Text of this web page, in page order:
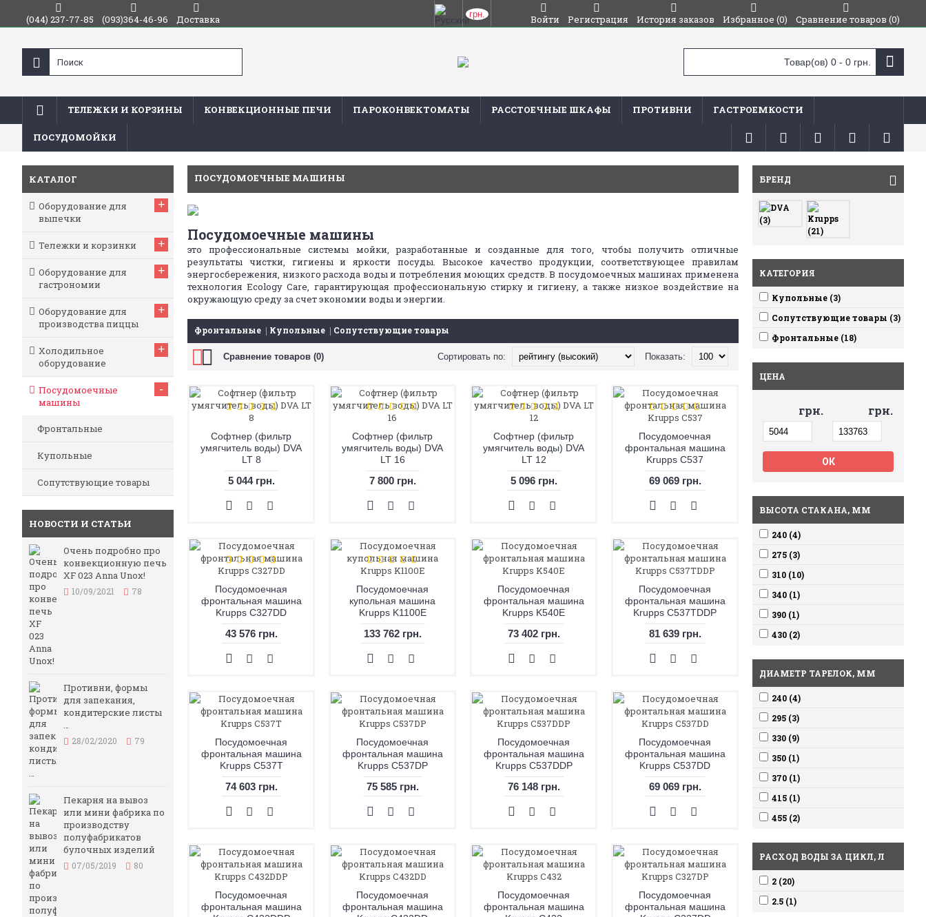
(044) 237-77-85 (093)364-46-96 Доставка грн. Войти Регистрация История заказов Избранное (0) Сравнение товаров (0)
Товар(ов) 0 - 0 грн.
ТЕЛЕЖКИ И КОРЗИНЫ КОНВЕКЦИОННЫЕ ПЕЧИ ПАРОКОНВЕКТОМАТЫ РАССТОЕЧНЫЕ ШКАФЫ ПРОТИВНИ ГАСТРОЕМКОСТИ
ПОСУДОМОЙКИ
Главная Посудомоечные машины
КАТАЛОГ
Оборудование для
выпечки
+
Тележки и корзинки +
Оборудование для
гастрономии
+
Оборудование для
производства пиццы
+
Холодильное
оборудование
+
Посудомоечные
машины
-
Фронтальные
Купольные
Сопутствующие товары
НОВОСТИ И СТАТЬИ
Очень подробно про
конвекционную печь
XF 023 Anna Unox!
10/09/2021 78
Противни, формы
для запекания,
кондитерские листы
…
28/02/2020 79
Пекарня на вывоз
или мини фабрика по
производству
полуфабрикатов
булочных изделий
07/05/2019 80
БРЕНД
КАТЕГОРИЯ
Купольные (3)
Сопутствующие товары (3)
Фронтальные (18)
ЦЕНА
грн. грн.
ВЫСОТА СТАКАНА, ММ
240 (4)
275 (3)
310 (10)
340 (1)
390 (1)
430 (2)
ДИАМЕТР ТАРЕЛОК, ММ
240 (4)
295 (3)
330 (9)
350 (1)
370 (1)
415 (1)
455 (2)
РАСХОД ВОДЫ ЗА ЦИКЛ, Л
2 (20)
2.5 (1)
ПОСУДОМОЕЧНЫЕ МАШИНЫ
Посудомоечные машины
это профессиональные системы мойки, разработанные и созданные для того, чтобы получить отличные
результаты чистки, гигиены и яркости посуды. Высокое качество продукции, соответствующее правилам
энергосбережения, низкого расхода воды и потребления моющих средств. В посудомоечных машинах применена
технология Ecology Care, гарантирующая профессиональную стирку и гигиену, а также низкое воздействие на
окружающую среду за счет экономии воды и энергии.
Фронтальные Купольные Сопутствующие товары
Сравнение товаров (0) Показать:
Сортировать по:
Софтнер (фильтр
умягчитель воды) DVA
LT 8
5 044 грн.
Софтнер (фильтр
умягчитель воды) DVA
LT 16
7 800 грн.
Софтнер (фильтр
умягчитель воды) DVA
LT 12
5 096 грн.
Посудомоечная
фронтальная машина
Krupps C537
69 069 грн.
Посудомоечная
фронтальная машина
Krupps C327DD
43 576 грн.
Посудомоечная
купольная машина
Krupps K1100E
133 762 грн.
Посудомоечная
фронтальная машина
Krupps K540E
73 402 грн.
Посудомоечная
фронтальная машина
Krupps C537TDDP
81 639 грн.
Посудомоечная
фронтальная машина
Krupps C537T
74 603 грн.
Посудомоечная
фронтальная машина
Krupps C537DP
75 585 грн.
Посудомоечная
фронтальная машина
Krupps C537DDP
76 148 грн.
Посудомоечная
фронтальная машина
Krupps C537DD
69 069 грн.
Посудомоечная
фронтальная машина
Посудомоечная
фронтальная машина
Посудомоечная
фронтальная машина
Посудомоечная
фронтальная машина